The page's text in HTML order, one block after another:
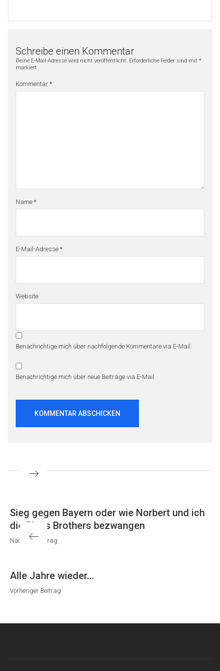
Schreibe einen Kommentar
Deine E-Mail-Adresse wird nicht veröffentlicht. Erforderliche Felder sind mit *
markiert
Kommentar *
Name *
E-Mail-Adresse *
Website
Benachrichtige mich über nachfolgende Kommentare via E-Mail.
Benachrichtige mich über neue Beiträge via E-Mail.
Beitragsnavigation
Nächster
Beitrag
Sieg gegen Bayern oder wie Norbert und ich
die Blues Brothers bezwangen
Nächster Beitrag
Vorheriger
Beitrag
Alle Jahre wieder...
Vorheriger Beitrag